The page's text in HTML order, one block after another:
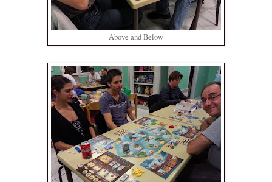
Above and Below